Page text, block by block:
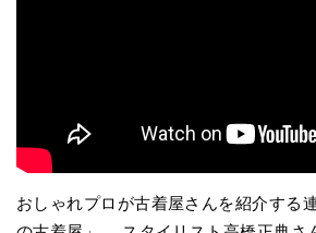
おしゃれプロが古着屋さんを紹介する